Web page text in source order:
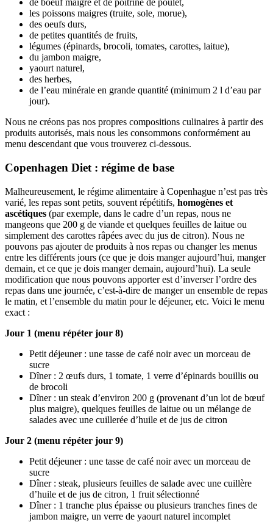
de boeuf maigre et de poitrine de poulet,
les poissons maigres (truite, sole, morue),
des oeufs durs,
de petites quantités de fruits,
légumes (épinards, brocoli, tomates, carottes, laitue),
du jambon maigre,
yaourt naturel,
des herbes,
de l’eau minérale en grande quantité (minimum 2 l d’eau par
jour).
Nous ne créons pas nos propres compositions culinaires à partir des
produits autorisés, mais nous les consommons conformément au
menu descendant que vous trouverez ci-dessous.
Copenhagen Diet : régime de base
Malheureusement, le régime alimentaire à Copenhague n’est pas très
varié, les repas sont petits, souvent répétitifs, homogènes et
ascétiques (par exemple, dans le cadre d’un repas, nous ne
mangeons que 200 g de viande et quelques feuilles de laitue ou
simplement des carottes râpées avec du jus de citron). Nous ne
pouvons pas ajouter de produits à nos repas ou changer les menus
entre les différents jours (ce que je dois manger aujourd’hui, manger
demain, et ce que je dois manger demain, aujourd’hui). La seule
modification que nous pouvons apporter est d’inverser l’ordre des
repas dans une journée, c’est-à-dire de manger un ensemble de repas
le matin, et l’ensemble du matin pour le déjeuner, etc. Voici le menu
exact :
Jour 1 (menu répéter jour 8)
Petit déjeuner : une tasse de café noir avec un morceau de
sucre
Dîner : 2 œufs durs, 1 tomate, 1 verre d’épinards bouillis ou
de brocoli
Dîner : un steak d’environ 200 g (provenant d’un lot de bœuf
plus maigre), quelques feuilles de laitue ou un mélange de
salades avec une cuillerée d’huile et de jus de citron
Jour 2 (menu répéter jour 9)
Petit déjeuner : une tasse de café noir avec un morceau de
sucre
Dîner : steak, plusieurs feuilles de salade avec une cuillère
d’huile et de jus de citron, 1 fruit sélectionné
Dîner : 1 tranche plus épaisse ou plusieurs tranches fines de
jambon maigre, un verre de yaourt naturel incomplet